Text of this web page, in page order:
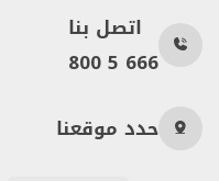
اتصل بنا
800 5 666
حدد موقعنا